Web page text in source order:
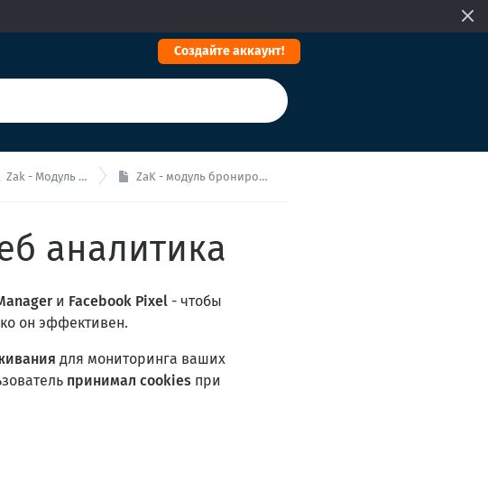
Cоздайте аккаунт!
Zak - Модуль бронирования ZaK - модуль бронирования: Веб аналитика
аналитика
и Facebook Pixel - чтобы
он эффективен.
для мониторинга ваших
принимал cookies при